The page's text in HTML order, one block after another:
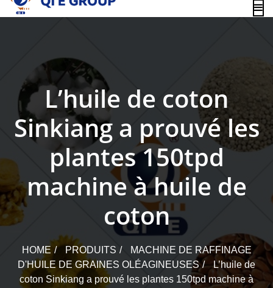
content
L’huile de coton
Sinkiang a prouvé les
plantes 150tpd
machine à huile de
coton
HOME PRODUITS
MACHINE DE RAFFINAGE
D'HUILE DE GRAINES OLÉAGINEUSES
L’huile de
coton Sinkiang a prouvé les plantes 150tpd machine à